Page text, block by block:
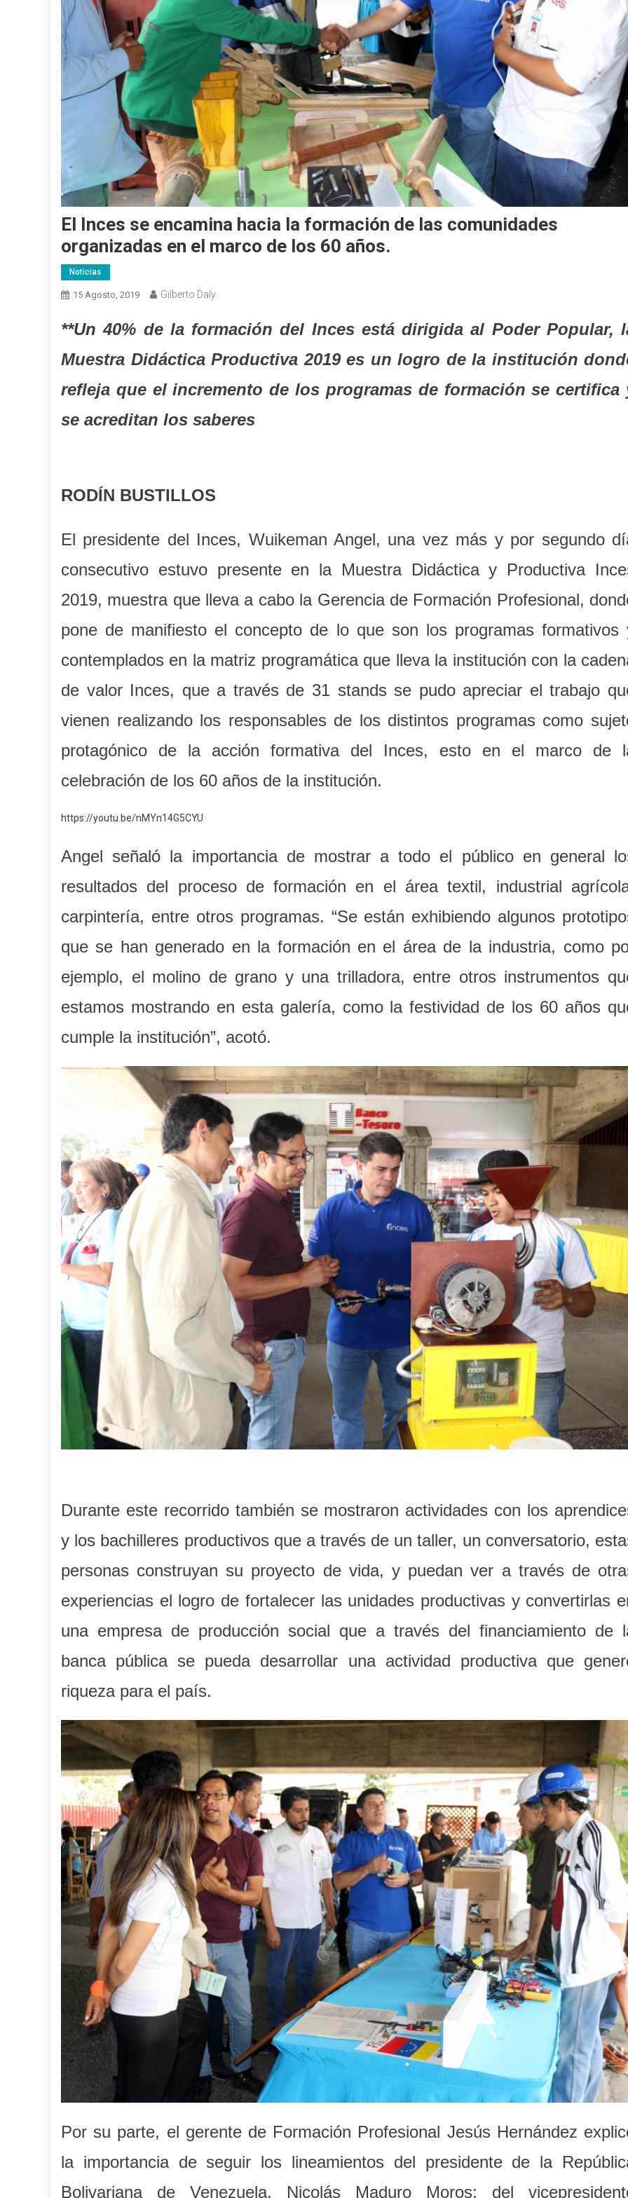
El Inces se encamina hacia la formación de las comunidades
organizadas en el marco de los 60 años.
Noticias
15 Agosto, 2019 Gilberto Daly
**Un 40% de la formación del Inces está dirigida al Poder Popular, l
Muestra Didáctica Productiva 2019 es un logro de la institución
refleja que el incremento de los programas de formación se certifica
se acreditan los saberes
RODÍN BUSTILLOS
El presidente del Inces, Wuikeman Angel, una vez más y por segundo
consecutivo estuvo presente en la Muestra Didáctica y Productiva
2019, muestra que lleva a cabo la Gerencia de Formación Profesional,
pone de manifiesto el concepto de lo que son los programas formativos
contemplados en la matriz programática que lleva la institución con la
de valor Inces, que a través de 31 stands se pudo apreciar el trabajo
vienen realizando los responsables de los distintos programas como
protagónico de la acción formativa del Inces, esto en el marco de
celebración de los 60 años de la institución.
https://youtu.be/nMYn14G5CYU
Angel señaló la importancia de mostrar a todo el público en general
resultados del proceso de formación en el área textil, industrial
carpintería, entre otros programas. “Se están exhibiendo algunos
que se han generado en la formación en el área de la industria, como
ejemplo, el molino de grano y una trilladora, entre otros instrumentos
estamos mostrando en esta galería, como la festividad de los 60 años
cumple la institución”, acotó.
Durante este recorrido también se mostraron actividades con los
y los bachilleres productivos que a través de un taller, un conversatorio,
personas construyan su proyecto de vida, y puedan ver a través de
experiencias el logro de fortalecer las unidades productivas y convertirlas
una empresa de producción social que a través del financiamiento de
banca pública se pueda desarrollar una actividad productiva que
riqueza para el país.
Por su parte, el gerente de Formación Profesional Jesús Hernández
la importancia de seguir los lineamientos del presidente de la
Bolivariana de Venezuela, Nicolás Maduro Moros; del